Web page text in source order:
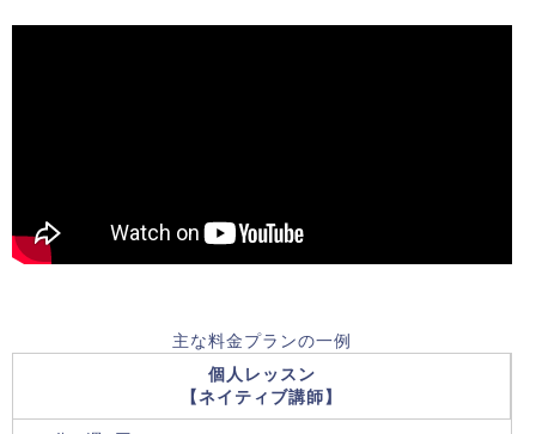
主な料金プランの一例
個人レッスン
【ネイティブ講師】